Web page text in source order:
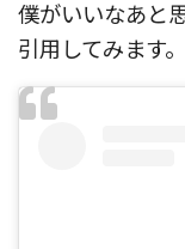
僕がいいなあと
引用してみます。